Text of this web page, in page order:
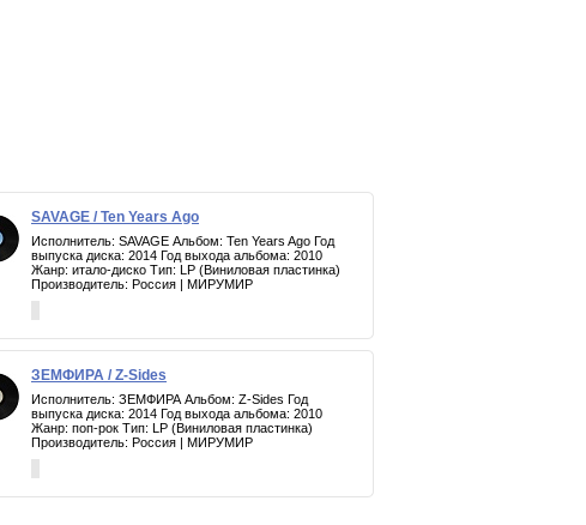
SAVAGE / Ten Years Ago
Исполнитель: SAVAGE Альбом: Ten Years Ago Год
выпуска диска: 2014 Год выхода альбома: 2010
Жанр: итало-диско Тип: LP (Виниловая пластинка)
Производитель: Россия | МИРУМИР
ЗЕМФИРА / Z-Sides
Исполнитель: ЗЕМФИРА Альбом: Z-Sides Год
выпуска диска: 2014 Год выхода альбома: 2010
Жанр: поп-рок Тип: LP (Виниловая пластинка)
Производитель: Россия | МИРУМИР